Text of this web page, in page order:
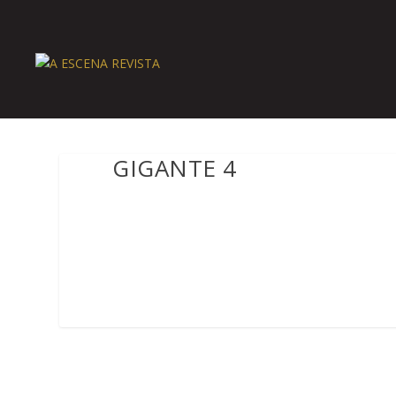
GIGANTE 4